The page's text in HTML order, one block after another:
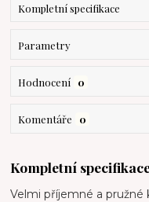
Kompletní specifikace
Parametry
Hodnocení 0
Komentáře 0
Kompletní
Velmi příjemné a pružné